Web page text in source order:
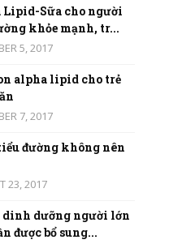
Sữa cho người
khỏe mạnh, tr...
5, 2017
alpha lipid cho trẻ
7, 2017
đường không nên
23, 2017
dinh dưỡng người lớn
được bổ sung...